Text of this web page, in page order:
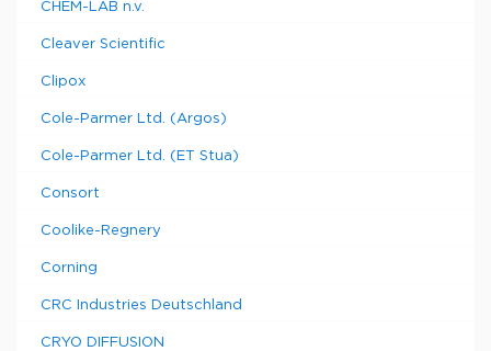
CHEM-LAB n.v.
Cleaver Scientific
Clipox
Cole-Parmer Ltd. (Argos)
Cole-Parmer Ltd. (ET Stua)
Consort
Coolike-Regnery
Corning
CRC Industries Deutschland
CRYO DIFFUSION